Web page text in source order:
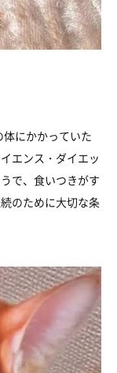
にかかっていた
エンス・ダイエッ
で、食いつきがす
のために大切な条